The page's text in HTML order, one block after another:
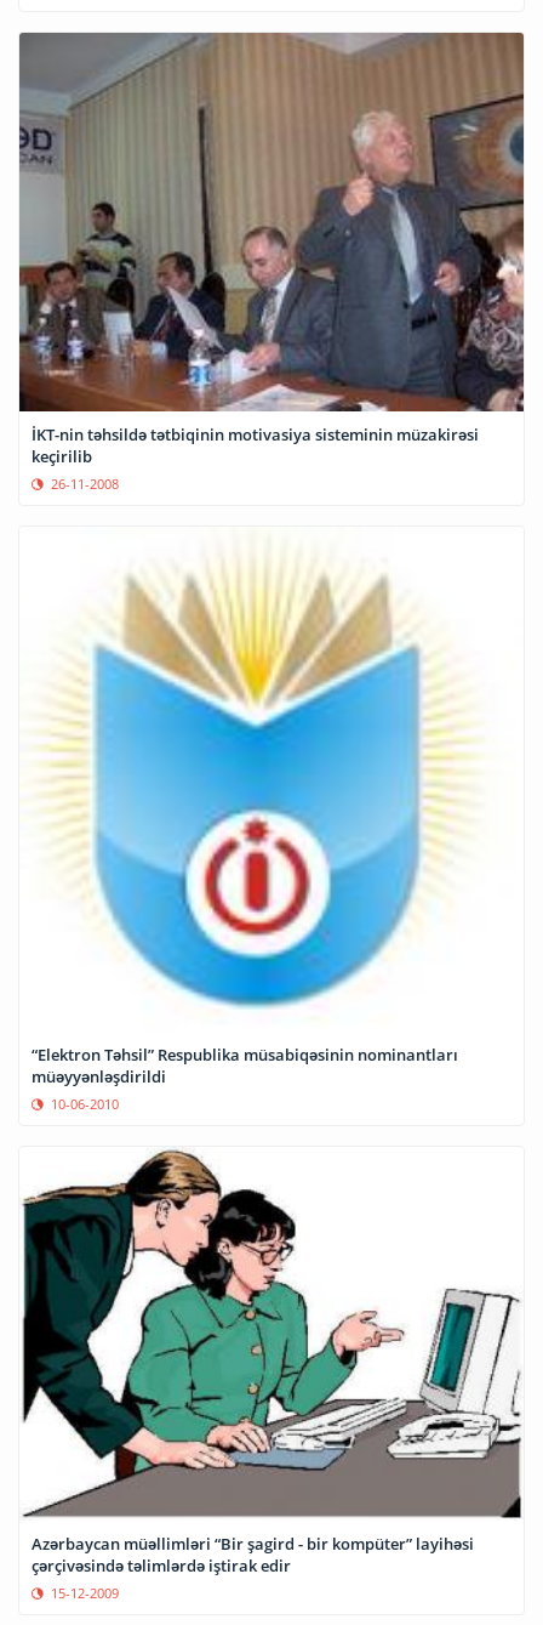
İKT-nin təhsildə tətbiqinin motivasiya sisteminin müzakirəsi
keçirilib
26-11-2008
“Elektron Təhsil” Respublika müsabiqəsinin nominantları
müəyyənləşdirildi
10-06-2010
Azərbaycan müəllimləri “Bir şagird - bir kompüter” layihəsi
çərçivəsində təlimlərdə iştirak edir
15-12-2009